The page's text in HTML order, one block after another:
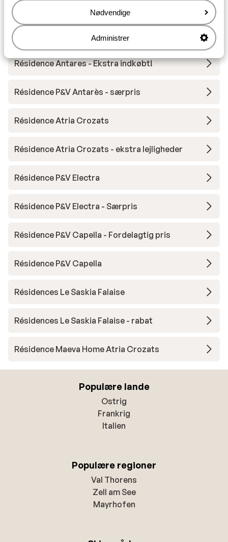
Nødvendige
Administrer
Résidence P&V Premium L'Amara - Særpris
Club Belambra Les Cimes du Soleil
Résidence Antares - Ekstra indkøbt!
Résidence P&V Antarès - særpris
Résidence Atria Crozats
Résidence Atria Crozats - ekstra lejligheder
Résidence P&V Electra
Résidence P&V Electra - Særpris
Résidence P&V Capella - Fordelagtig pris
Résidence P&V Capella
Résidences Le Saskia Falaise
Résidences Le Saskia Falaise - rabat
Résidence Maeva Home Atria Crozats
Populære lande
Ostrig
Frankrig
Italien
Populære regioner
Val Thorens
Zell am See
Mayrhofen